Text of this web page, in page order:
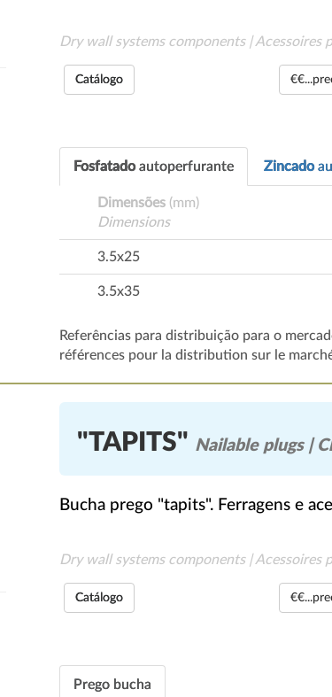
Dry wall systems components | Acessoires
Catálogo
Fosfatadoautoperfurante Zincado
Dimensões (mm)
Dimensions
3.5x25
3.5x35
Referências para distribuição para o
références pour la distribution sur le
"TAPITS" Nailable plugs |
Bucha prego "tapits". Ferragens e
Dry wall systems components | Acessoires
Catálogo
Prego bucha